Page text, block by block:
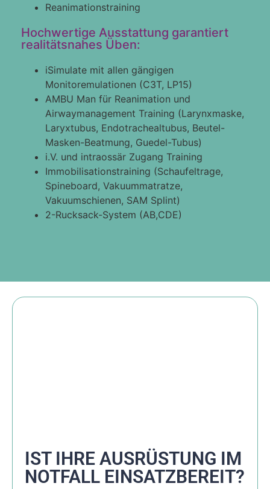
Reanimationstraining
Hochwertige Ausstattung garantiert
realitätsnahes Üben:
iSimulate mit allen gängigen
Monitoremulationen (C3T, LP15)
AMBU Man für Reanimation und
Airwaymanagement Training (Larynxmaske,
Laryxtubus, Endotrachealtubus, Beutel-
Masken-Beatmung, Guedel-Tubus)
i.V. und intraossär Zugang Training
Immobilisationstraining (Schaufeltrage,
Spineboard, Vakuummatratze,
Vakuumschienen, SAM Splint)
2-Rucksack-System (AB,CDE)
IST IHRE AUSRÜSTUNG IM
NOTFALL EINSATZBEREIT?